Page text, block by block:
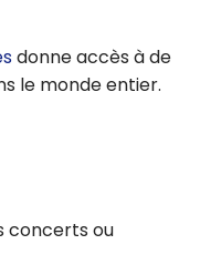
donne accès à de
le monde entier.
concerts ou